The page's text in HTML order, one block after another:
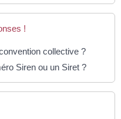
!
collective ?
Siren ou un Siret ?